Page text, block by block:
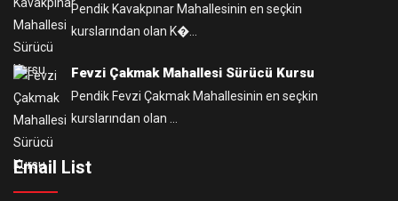
Pendik Kavakpınar Mahallesinin en seçkin
kurslarından olan K�...
Fevzi Çakmak Mahallesi Sürücü Kursu
Pendik Fevzi Çakmak Mahallesinin en seçkin
kurslarından olan ...
Email List